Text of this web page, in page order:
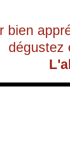
bien
dégustez